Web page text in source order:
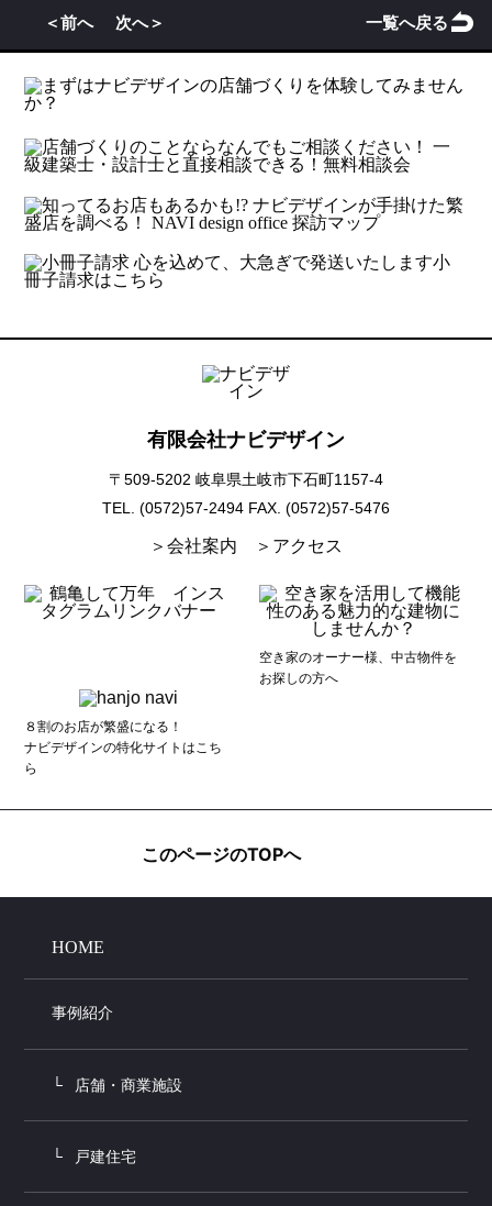
＜前へ 次へ＞ 一覧へ戻る
有限会社ナビデザイン
〒509-5202 岐阜県土岐市下石町1157-4
TEL. (0572)57-2494 FAX. (0572)57-5476
＞会社案内 ＞アクセス
空き家のオーナー様、中古物件を
お探しの方へ
８割のお店が繁盛になる！
ナビデザインの特化サイトはこち
ら
このページのTOPへ
HOME
事例紹介
店舗・商業施設
戸建住宅